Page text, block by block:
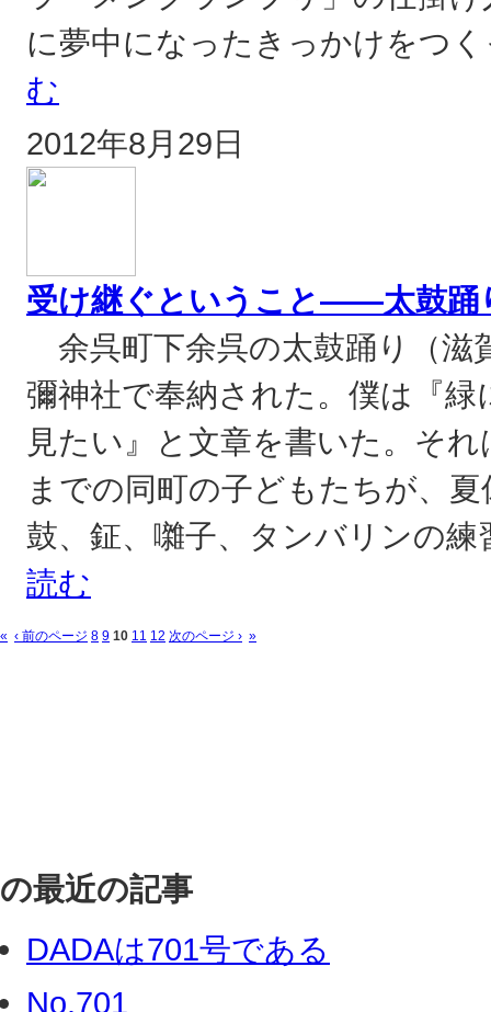
に夢中になったきっかけをつ
む
2012年8月29日
受け継ぐということ——太鼓踊
余呉町下余呉の太鼓踊り（滋
彌神社で奉納された。僕は『
見たい』と文章を書いた。そ
までの同町の子どもたちが、
鼓、鉦、囃子、タンバリンの
読む
« ‹ 前のページ 8 9 10 11 12 次のページ › »
の最近の記事
DADAは701号である
No.701